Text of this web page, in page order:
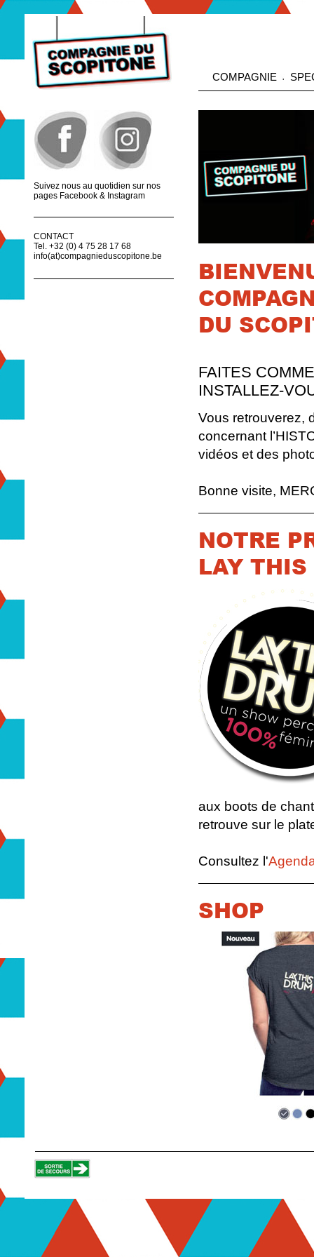
COMPAGNIE
Suivez nous au quotidien sur nos
pages Facebook & Instagram
CONTACT
Tel. +32 (0) 4 75 28 17 68
info(at)compagnieduscopitone.be
DU
FAITES
INSTALLEZ-
Vous retrouverez,
concernant
vidéos et des
Bonne visite,
NOTRE
LAY THIS
aux boots de
retrouve sur le
Consultez l'
SHOP